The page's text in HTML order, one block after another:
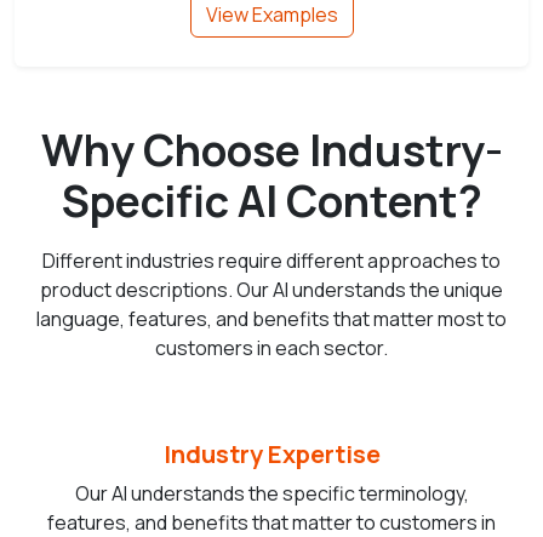
View Examples
Why Choose Industry-
Specific AI Content?
Different industries require different approaches to
product descriptions. Our AI understands the unique
language, features, and benefits that matter most to
customers in each sector.
Industry Expertise
Our AI understands the specific terminology,
features, and benefits that matter to customers in